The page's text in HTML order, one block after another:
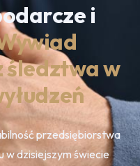
i
śledztwa w
przedsiębiorstwa
w dzisiejszym świecie